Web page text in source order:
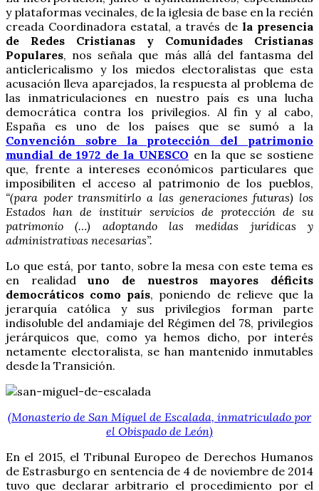
y plataformas vecinales, de la iglesia de base en la recién
creada Coordinadora estatal, a través dela presencia
de Redes Cristianas y Comunidades Cristianas
Populares, nos señala que más allá del fantasma del
anticlericalismo y los miedos electoralistas que esta
acusación lleva aparejados, la respuesta al problema de
las inmatriculaciones en nuestro país es una lucha
democrática contra los privilegios. Al fin y al cabo,
España es uno de los países que se sumó a la
Convención sobre la protección del patrimonio
mundial de 1972 de la UNESCO en la que se sostiene
que, frente a intereses económicos particulares que
imposibiliten el acceso al patrimonio de los pueblos,
“(para poder transmitirlo a las generaciones futuras) los
Estados han de instituir servicios de protección de su
patrimonio (…) adoptando las medidas jurídicas y
administrativas necesarias”.
Lo que está, por tanto, sobre la mesa con este tema es
en realidaduno de nuestros mayores déficits
democráticos como país, poniendo de relieve que la
jerarquía católica y sus privilegios forman parte
indisoluble del andamiaje del Régimen del 78, privilegios
jerárquicos que, como ya hemos dicho, por interés
netamente electoralista, se han mantenido inmutables
desde la Transición.
(Monasterio de San Miguel de Escalada, inmatriculado por
el Obispado de León)
En el 2015, el Tribunal Europeo de Derechos Humanos
de Estrasburgo en sentencia de 4 de noviembre de 2014
tuvo que declarar arbitrario el procedimiento por el